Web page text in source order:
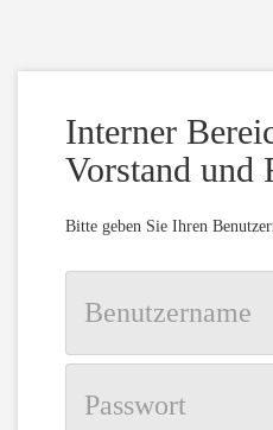
Interner
Vorstand und
Bitte geben Sie Ihren